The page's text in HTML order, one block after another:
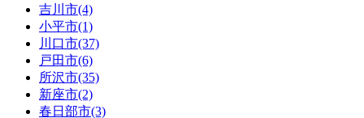
吉川市(4)
小平市(1)
川口市(37)
戸田市(6)
所沢市(35)
新座市(2)
春日部市(3)